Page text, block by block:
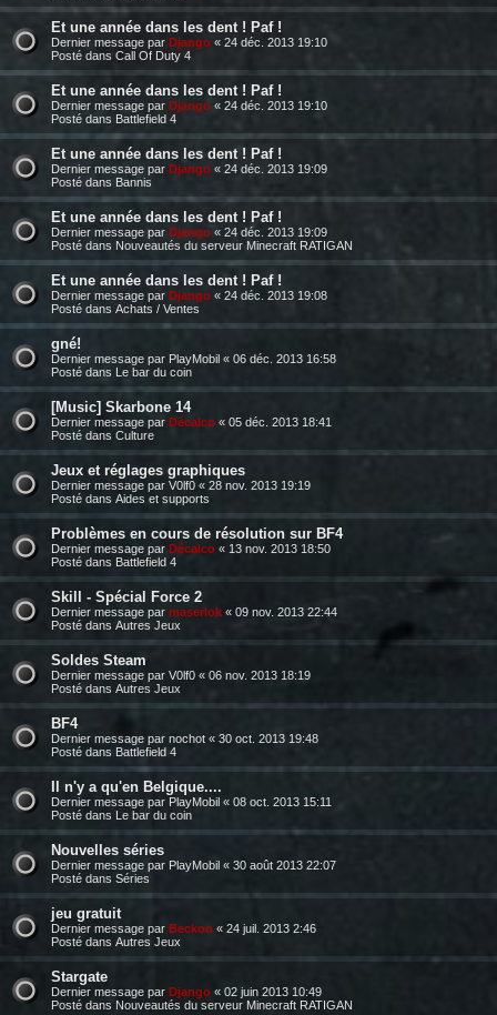
Et une année dans les dent ! Paf !
Dernier message par Django « 24 déc. 2013 19:10
Posté dans Call Of Duty 4
Et une année dans les dent ! Paf !
Dernier message par Django « 24 déc. 2013 19:10
Posté dans Battlefield 4
Et une année dans les dent ! Paf !
Dernier message par Django « 24 déc. 2013 19:09
Posté dans Bannis
Et une année dans les dent ! Paf !
Dernier message par Django « 24 déc. 2013 19:09
Posté dans Nouveautés du serveur Minecraft RATIGAN
Et une année dans les dent ! Paf !
Dernier message par Django « 24 déc. 2013 19:08
Posté dans Achats / Ventes
gné!
Dernier message par PlayMobil « 06 déc. 2013 16:58
Posté dans Le bar du coin
[Music] Skarbone 14
Dernier message par Décalco « 05 déc. 2013 18:41
Posté dans Culture
Jeux et réglages graphiques
Dernier message par V0lf0 « 28 nov. 2013 19:19
Posté dans Aides et supports
Problèmes en cours de résolution sur BF4
Dernier message par Décalco « 13 nov. 2013 18:50
Posté dans Battlefield 4
Skill - Spécial Force 2
Dernier message par maserlok « 09 nov. 2013 22:44
Posté dans Autres Jeux
Soldes Steam
Dernier message par V0lf0 « 06 nov. 2013 18:19
Posté dans Autres Jeux
BF4
Dernier message par nochot « 30 oct. 2013 19:48
Posté dans Battlefield 4
Il n'y a qu'en Belgique....
Dernier message par PlayMobil « 08 oct. 2013 15:11
Posté dans Le bar du coin
Nouvelles séries
Dernier message par PlayMobil « 30 août 2013 22:07
Posté dans Séries
jeu gratuit
Dernier message par Beckoo « 24 juil. 2013 2:46
Posté dans Autres Jeux
Stargate
Dernier message par Django « 02 juin 2013 10:49
Posté dans Nouveautés du serveur Minecraft RATIGAN